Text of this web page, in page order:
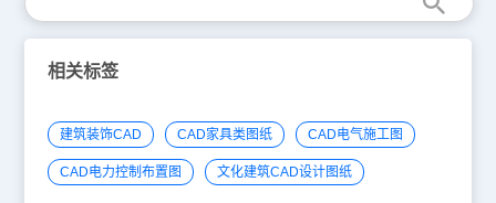
相关标签
建筑装饰CAD CAD家具类图纸 CAD电气施工图
CAD电力控制布置图 文化建筑CAD设计图纸